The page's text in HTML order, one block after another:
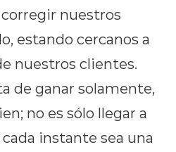
nuestros
estando cercanos a
nuestros clientes.
de ganar solamente,
no es sólo llegar a
instante sea una